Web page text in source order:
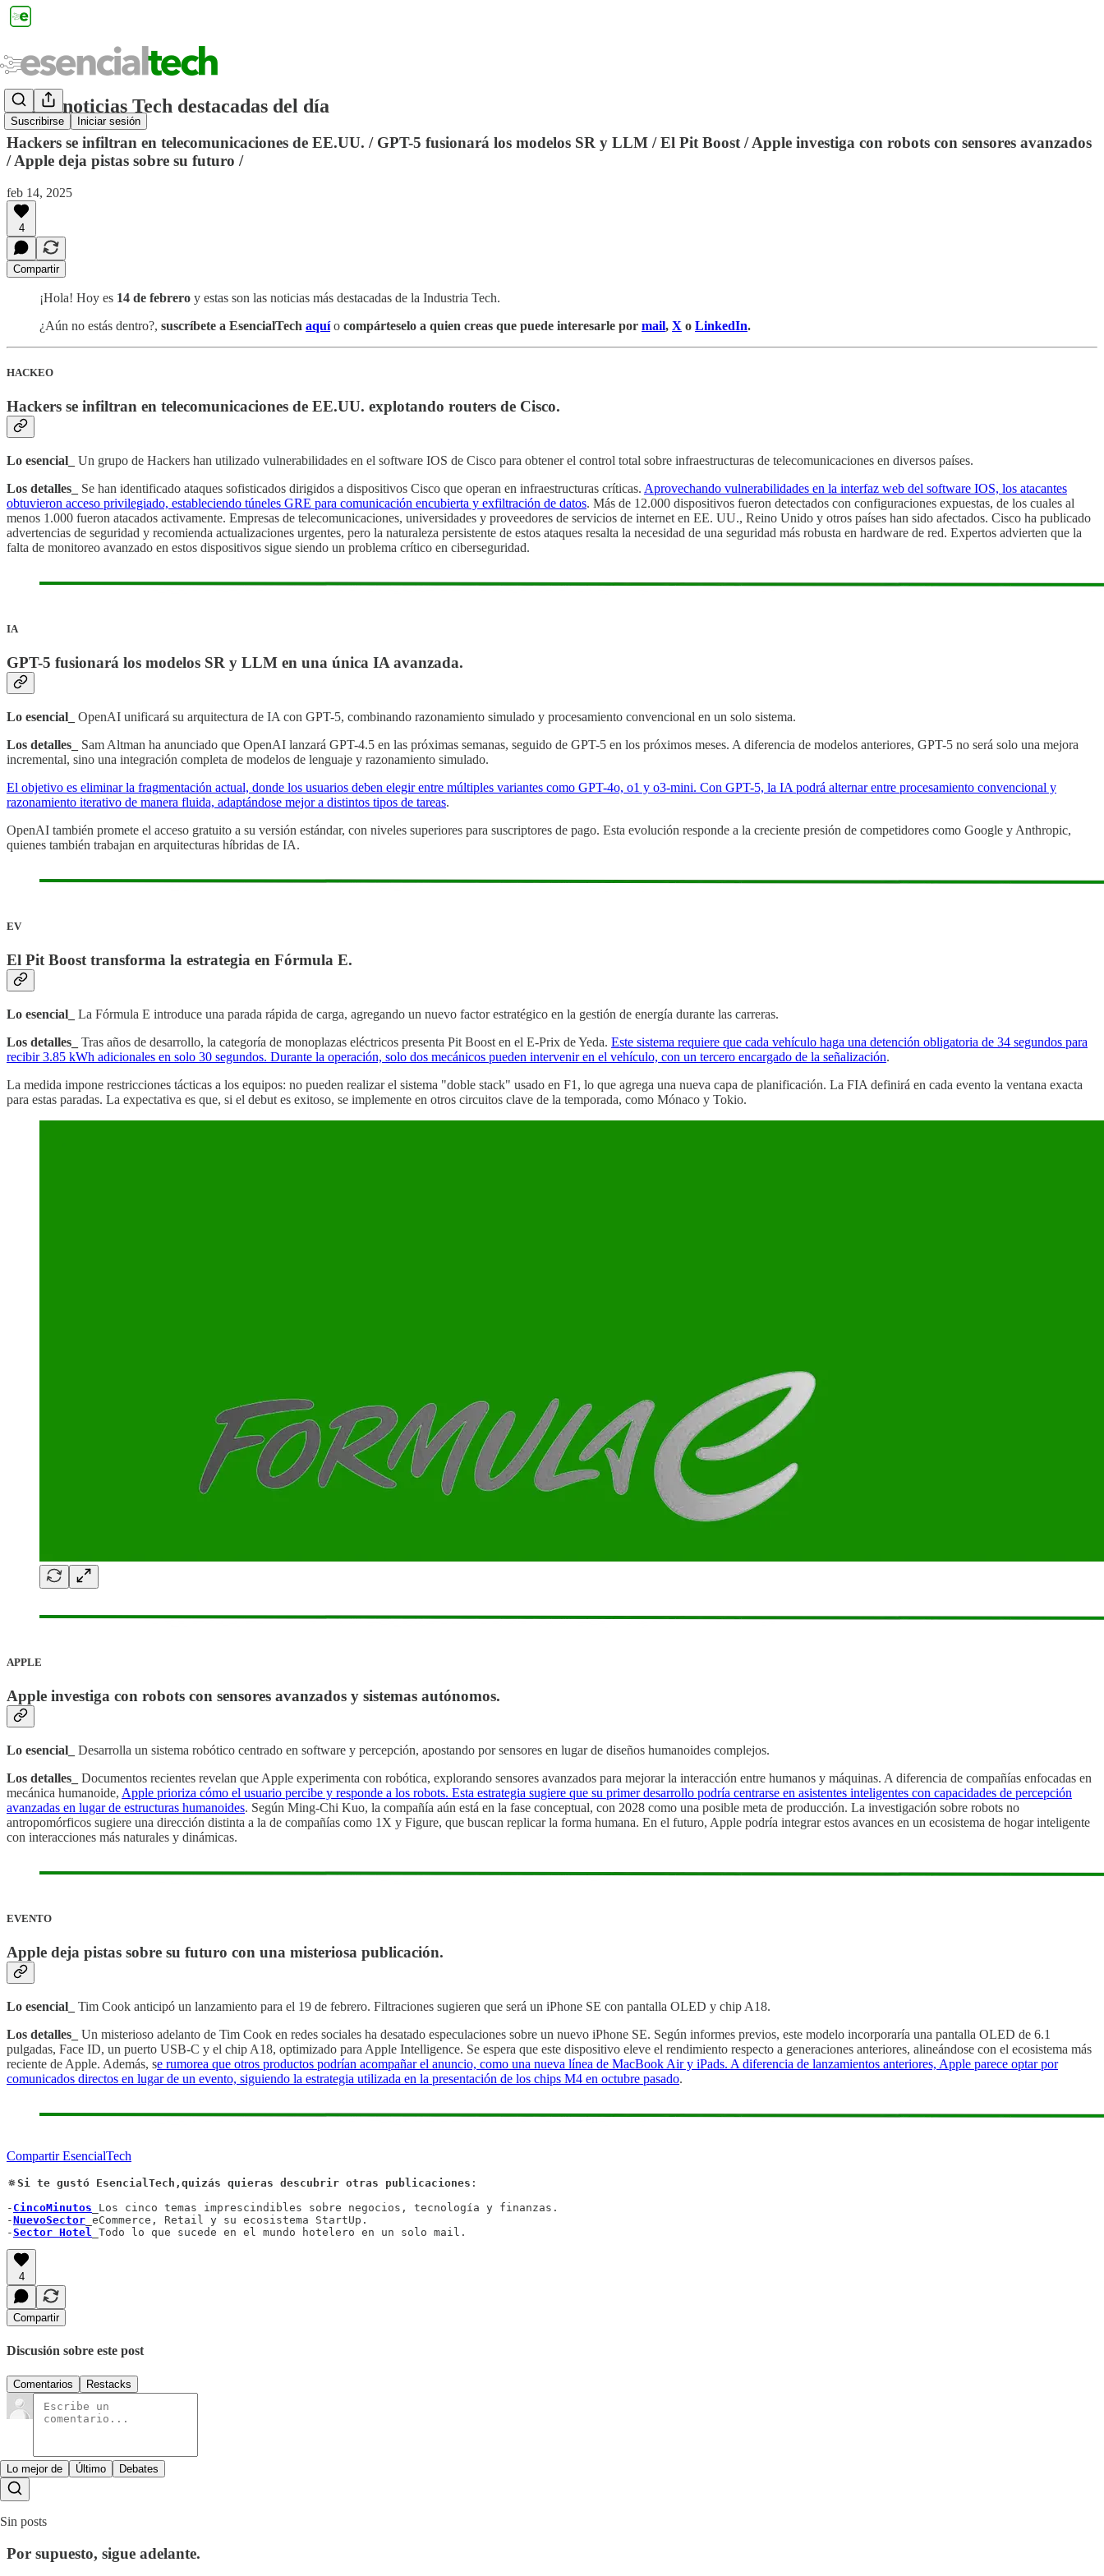
Suscribirse Iniciar sesión
❎ Las noticias Tech destacadas del día
Hackers se infiltran en telecomunicaciones de EE.UU. / GPT-5 fusionará los modelos SR y LLM / El Pit Boost / Apple investiga con robots con sensores avanzados
/ Apple deja pistas sobre su futuro /
feb 14, 2025
4
Compartir
¡Hola! Hoy es 14 de febrero y estas son las noticias más destacadas de la Industria Tech.
¿Aún no estás dentro?, suscríbete a EsencialTech aquí o compárteselo a quien creas que puede interesarle por mail, X o LinkedIn.
HACKEO
Hackers se infiltran en telecomunicaciones de EE.UU. explotando routers de Cisco.
Lo esencial_ Un grupo de Hackers han utilizado vulnerabilidades en el software IOS de Cisco para obtener el control total sobre infraestructuras de telecomunicaciones en diversos países.
Los detalles_ Se han identificado ataques sofisticados dirigidos a dispositivos Cisco que operan en infraestructuras críticas. Aprovechando vulnerabilidades en la interfaz web del software IOS, los atacantes
obtuvieron acceso privilegiado, estableciendo túneles GRE para comunicación encubierta y exfiltración de datos. Más de 12.000 dispositivos fueron detectados con configuraciones expuestas, de los cuales al
menos 1.000 fueron atacados activamente. Empresas de telecomunicaciones, universidades y proveedores de servicios de internet en EE. UU., Reino Unido y otros países han sido afectados. Cisco ha publicado
advertencias de seguridad y recomienda actualizaciones urgentes, pero la naturaleza persistente de estos ataques resalta la necesidad de una seguridad más robusta en hardware de red. Expertos advierten que la
falta de monitoreo avanzado en estos dispositivos sigue siendo un problema crítico en ciberseguridad.
IA
GPT-5 fusionará los modelos SR y LLM en una única IA avanzada.
Lo esencial_ OpenAI unificará su arquitectura de IA con GPT-5, combinando razonamiento simulado y procesamiento convencional en un solo sistema.
Los detalles_
Sam Altman ha anunciado que OpenAI lanzará GPT-4.5 en las próximas semanas, seguido de GPT-5 en los próximos meses. A diferencia de modelos anteriores, GPT-5 no será solo una mejora
incremental, sino una integración completa de modelos de lenguaje y razonamiento simulado.
El objetivo es eliminar la fragmentación actual, donde los usuarios deben elegir entre múltiples variantes como GPT-4o, o1 y o3-mini. Con GPT-5, la IA podrá alternar entre procesamiento convencional y
razonamiento iterativo de manera fluida, adaptándose mejor a distintos tipos de tareas.
OpenAI también promete el acceso gratuito a su versión estándar, con niveles superiores para suscriptores de pago. Esta evolución responde a la creciente presión de competidores como Google y Anthropic,
quienes también trabajan en arquitecturas híbridas de IA.
EV
El Pit Boost transforma la estrategia en Fórmula E.
Lo esencial_ La Fórmula E introduce una parada rápida de carga, agregando un nuevo factor estratégico en la gestión de energía durante las carreras.
Los detalles_ Tras años de desarrollo, la categoría de monoplazas eléctricos presenta Pit Boost en el E-Prix de Yeda. Este sistema requiere que cada vehículo haga una detención obligatoria de 34 segundos para
recibir 3.85 kWh adicionales en solo 30 segundos. Durante la operación, solo dos mecánicos pueden intervenir en el vehículo, con un tercero encargado de la señalización.
La medida impone restricciones tácticas a los equipos: no pueden realizar el sistema "doble stack" usado en F1, lo que agrega una nueva capa de planificación. La FIA definirá en cada evento la ventana exacta
para estas paradas. La expectativa es que, si el debut es exitoso, se implemente en otros circuitos clave de la temporada, como Mónaco y Tokio.
APPLE
Apple investiga con robots con sensores avanzados y sistemas autónomos.
Lo esencial_ Desarrolla un sistema robótico centrado en software y percepción, apostando por sensores en lugar de diseños humanoides complejos.
Los detalles_ Documentos recientes revelan que Apple experimenta con robótica, explorando sensores avanzados para mejorar la interacción entre humanos y máquinas. A diferencia de compañías enfocadas en
mecánica humanoide, Apple prioriza cómo el usuario percibe y responde a los robots. Esta estrategia sugiere que su primer desarrollo podría centrarse en asistentes inteligentes con capacidades de percepción
avanzadas en lugar de estructuras humanoides. Según Ming-Chi Kuo, la compañía aún está en la fase conceptual, con 2028 como una posible meta de producción. La investigación sobre robots no
antropomórficos sugiere una dirección distinta a la de compañías como 1X y Figure, que buscan replicar la forma humana. En el futuro, Apple podría integrar estos avances en un ecosistema de hogar inteligente
con interacciones más naturales y dinámicas.
EVENTO
Apple deja pistas sobre su futuro con una misteriosa publicación.
Lo esencial_ Tim Cook anticipó un lanzamiento para el 19 de febrero. Filtraciones sugieren que será un iPhone SE con pantalla OLED y chip A18.
Los detalles_
Un misterioso adelanto de Tim Cook en redes sociales ha desatado especulaciones sobre un nuevo iPhone SE. Según informes previos, este modelo incorporaría una pantalla OLED de 6.1
pulgadas, Face ID, un puerto USB-C y el chip A18, optimizado para Apple Intelligence. Se espera que este dispositivo eleve el rendimiento respecto a generaciones anteriores, alineándose con el ecosistema más
reciente de Apple. Además, se rumorea que otros productos podrían acompañar el anuncio, como una nueva línea de MacBook Air y iPads. A diferencia de lanzamientos anteriores, Apple parece optar por
comunicados directos en lugar de un evento, siguiendo la estrategia utilizada en la presentación de los chips M4 en octubre pasado.
Compartir EsencialTech
🔅Si te gustó EsencialTech,quizás quieras descubrir otras publicaciones :
- CincoMinutos _Los cinco temas imprescindibles sobre negocios, tecnología y finanzas.
-NuevoSector _eCommerce, Retail y su ecosistema StartUp.
-Sector Hotel _Todo lo que sucede en el mundo hotelero en un solo mail.
4
Compartir
Discusión sobre este post
Comentarios Restacks
Lo mejor de Último Debates
Sin posts
Por supuesto, sigue adelante.